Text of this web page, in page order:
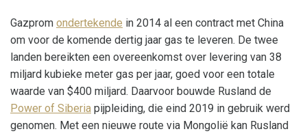
Gazprom ondertekende in 2014 al een contract met China
om voor de komende dertig jaar gas te leveren. De twee
landen bereikten een overeenkomst over levering van 38
miljard kubieke meter gas per jaar, goed voor een totale
waarde van $400 miljard. Daarvoor bouwde Rusland de
Power of Siberia pijpleiding, die eind 2019 in gebruik werd
genomen. Met een nieuwe route via Mongolië kan Rusland